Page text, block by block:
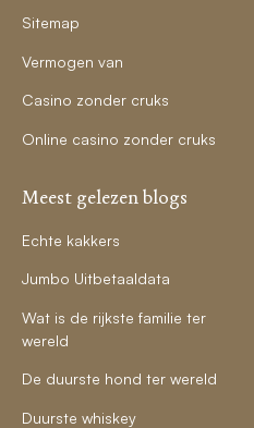
Sitemap
Vermogen van
Casino zonder cruks
Online casino zonder cruks
Meest gelezen blogs
Echte kakkers
Jumbo Uitbetaaldata
Wat is de rijkste familie ter
wereld
De duurste hond ter wereld
Duurste whiskey